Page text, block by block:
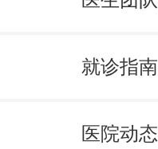
就诊指南
医院动态